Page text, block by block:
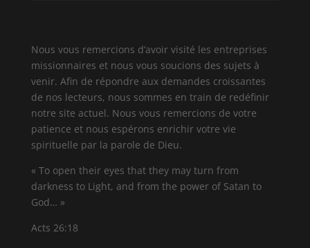
Nous vous remercions d’avoir visité les entreprises
missionnaires et nous vous soucions des sujets à
venir. Afin de répondre aux demandes croissantes
de nos lecteurs, nous sommes en train de redéfinir
notre site actuel. Nous vous remercions de votre
patience et nous espérons enrichir votre vie
spirituelle par la parole de Dieu.
« To open their eyes that they may turn from
darkness to Light, and from the power of Satan to
God… »
Acts 26:18